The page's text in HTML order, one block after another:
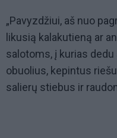
„Pavyzdžiui, aš nuo
likusią kalakutieną ar
salotoms, į kurias
obuolius, kepintus
salierų stiebus ir